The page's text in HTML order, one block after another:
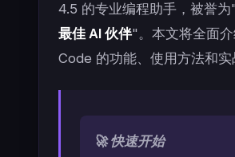
4.5 的专业编程助手，被誉为"
最佳 AI 伙伴"。本文将全面
Code 的功能、使用方法和实
🚀 快速开始